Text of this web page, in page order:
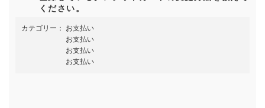
ください。
カテゴリー：
お支払い
お支払い
お支払い
お支払い